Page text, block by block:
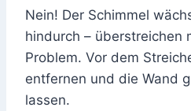
Nein! Der Schimmel
hindurch – überstreichen
Problem. Vor dem
entfernen und die Wand
lassen.